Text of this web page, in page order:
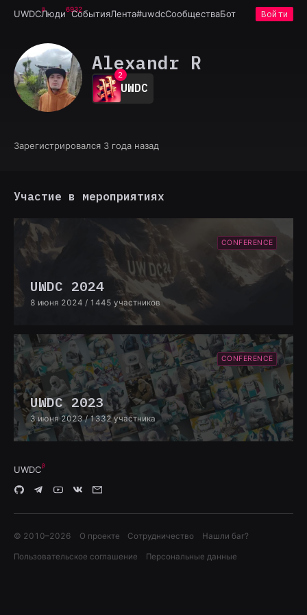
UWDCЛюди6932
СобытияЛента#uwdcСообществаБот Войти
Alexandr R
1
2
3
4
7
UWDC
Зарегистрировался 3 года назад
Участие в мероприятиях
CONFERENCE
UWDC 2024
8 июня 2024 / 1445 участников
CONFERENCE
UWDC 2023
3 июня 2023 / 1332 участника
UWDC
© 2010–2026 О проекте Сотрудничество Нашли баг?
Пользовательское соглашение Персональные данные